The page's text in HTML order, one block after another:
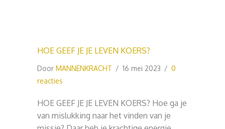
HOE GEEF JE JE LEVEN KOERS?
Door MANNENKRACHT / 16 mei 2023 / 0
reacties
HOE GEEF JE JE LEVEN KOERS? Hoe ga je
van mislukking naar het vinden van je